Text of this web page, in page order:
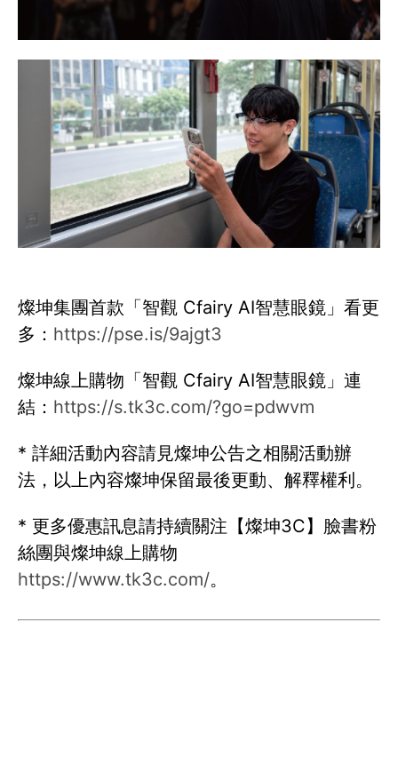
燦坤集團首款「智觀 Cfairy AI智慧眼鏡」看更
多： https://pse.is/9ajgt3
燦坤線上購物「智觀 Cfairy AI智慧眼鏡」連
結： https://s.tk3c.com/?go=pdwvm
* 詳細活動內容請見燦坤公告之相關活動辦
法，以上內容燦坤保留最後更動、解釋權利。
* 更多優惠訊息請持續關注【燦坤3C】臉書粉
絲團與燦坤線上購物
https://www.tk3c.com/。